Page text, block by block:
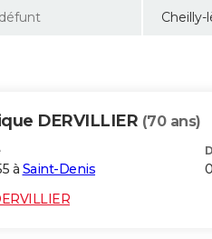
DERVILLIER (70 ans)
à Saint-Denis